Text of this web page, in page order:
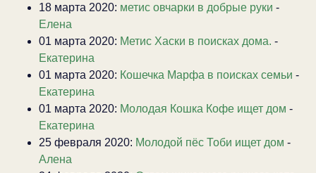
18 марта 2020: метис овчарки в добрые руки -
Елена
01 марта 2020: Метис Хаски в поисках дома. -
Екатерина
01 марта 2020: Кошечка Марфа в поисках семьи -
Екатерина
01 марта 2020: Молодая Кошка Кофе ищет дом -
Екатерина
25 февраля 2020: Молодой пёс Тоби ищет дом -
Алена